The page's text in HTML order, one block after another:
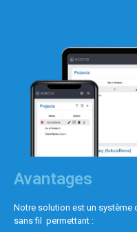
Avantages
Notre solution est un système
sans fil permettant :